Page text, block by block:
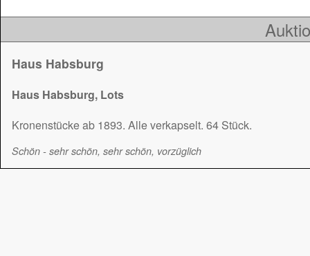
Haus Habsburg
Haus Habsburg, Lots
Kronenstücke ab 1893. Alle verkapselt. 64 Stück.
Schön - sehr schön, sehr schön, vorzüglich